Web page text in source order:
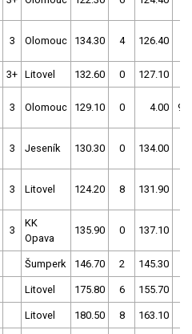
3 Olomouc 134.30 4 126.40
3+ Litovel 132.60 0 127.10
3 Olomouc 129.10 0 4.00
3 Jeseník 130.30 0 134.00
3 Litovel 124.20 8 131.90
3
KK
Opava
135.90 0 137.10
Šumperk 146.70 2 145.30
Litovel 175.80 6 155.70
Litovel 180.50 8 163.10